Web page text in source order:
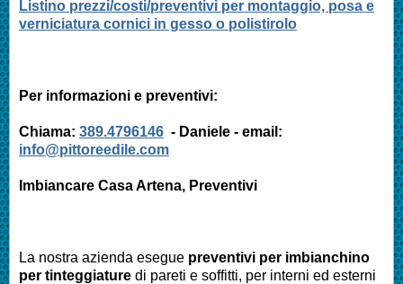
Listino prezzi/costi/preventivi per montaggio, posa e
verniciatura cornici in gesso o polistirolo
Per informazioni e preventivi:
Chiama: 389.4796146 - Daniele - email:
info@pittoreedile.com
Imbiancare CasaArtena, Preventivi
La nostra azienda esegue preventivi per imbianchino
per tinteggiature di pareti e soffitti, per interni ed esterni